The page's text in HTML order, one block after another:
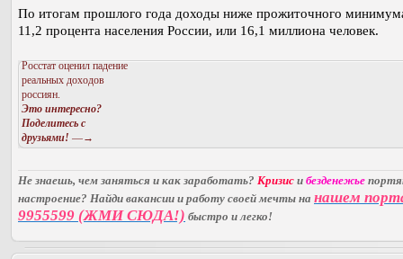
По итогам прошлого года доходы ниже прожиточного
11,2 процента населения России, или 16,1 миллиона человек.
Росстат оценил падение
реальных доходов
россиян.
Это интересно?
Поделитесь с
друзьями! —→
Не знаешь, чем заняться и как заработать? Кризис и безденежье
настроение? Найди вакансии и работу своей мечты на нашем
9955599 (ЖМИ СЮДА!) быстро и легко!